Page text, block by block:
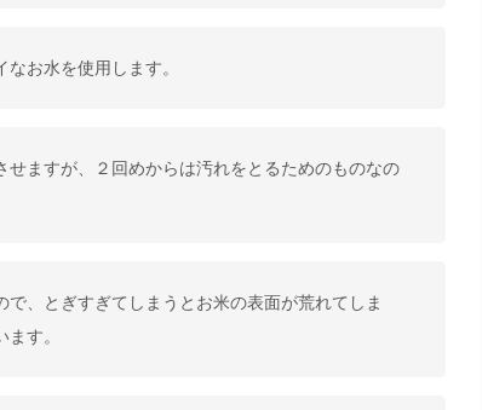
お水を使用します。
ますが、２回めからは汚れをとるためのものなの
、とぎすぎてしまうとお米の表面が荒れてしま
す。